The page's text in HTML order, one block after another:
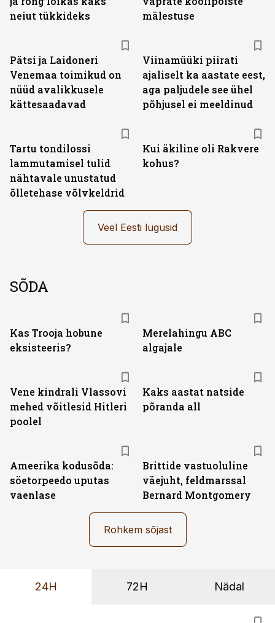
neiut tükkideks
mälestuse
Pätsi ja Laidoneri
Venemaa toimikud on
nüüd avalikkusele
kättesaadavad
Viinamüüki piirati
ajaliselt ka aastate eest,
aga paljudele see ühel
põhjusel ei meeldinud
Tartu tondilossi
lammutamisel tulid
nähtavale unustatud
õlletehase võlvkeldrid
Kui äkiline oli Rakvere
kohus?
Veel Eesti lugusid
SÕDA
Kas Trooja hobune
eksisteeris?
Merelahingu ABC
algajale
Vene kindrali Vlassovi
mehed võitlesid Hitleri
poolel
Kaks aastat natside
põranda all
Ameerika kodusõda:
söetorpeedo uputas
vaenlase
Brittide vastuoluline
väejuht, feldmarssal
Bernard Montgomery
Rohkem sõjast
24H 72H Nädal